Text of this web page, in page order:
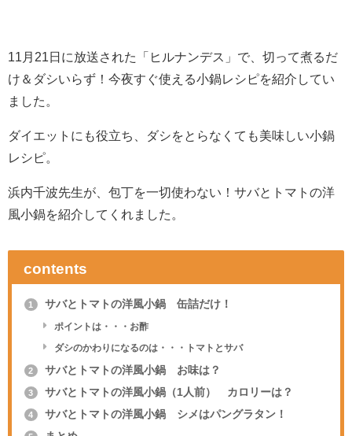
11月21日に放送された「ヒルナンデス」で、切って煮るだ
け＆ダシいらず！今夜すぐ使える小鍋レシピを紹介してい
ました。
ダイエットにも役立ち、ダシをとらなくても美味しい小鍋
レシピ。
浜内千波先生が、包丁を一切使わない！サバとトマトの洋
風小鍋を紹介してくれました。
contents
1 サバとトマトの洋風小鍋 缶詰だけ！
ポイントは・・・お酢
ダシのかわりになるのは・・・トマトとサバ
2 サバとトマトの洋風小鍋 お味は？
3 サバとトマトの洋風小鍋（1人前） カロリーは？
4 サバとトマトの洋風小鍋 シメはパングラタン！